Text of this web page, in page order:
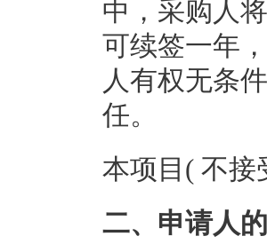
中，采购人
可续签一年
人有权无条
任。
本项目( 不
二、申请人